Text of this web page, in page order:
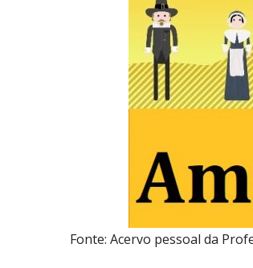
Fonte: Acervo pessoal da